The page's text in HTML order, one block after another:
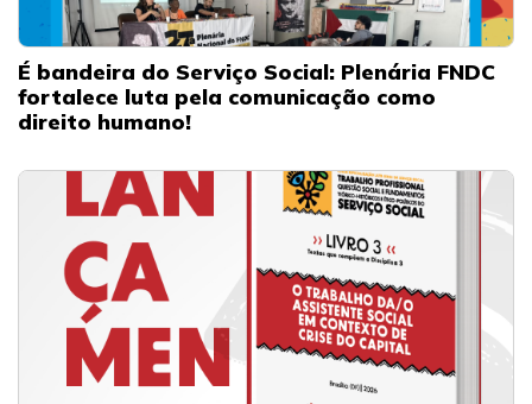
É bandeira do Serviço Social: Plenária FNDC
fortalece luta pela comunicação como
direito humano!